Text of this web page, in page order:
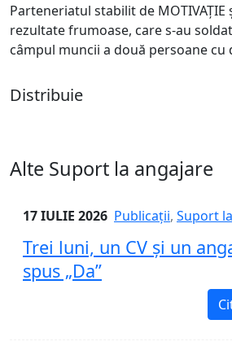
Parteneriatul stabilit de MOTIVAȚIE
rezultate frumoase, care s-au
câmpul muncii a două persoane cu
Distribuie
Alte Suport la angajare
17 IULIE 2026 Publicații, Suport
Trei luni, un CV și un
spus „Da”